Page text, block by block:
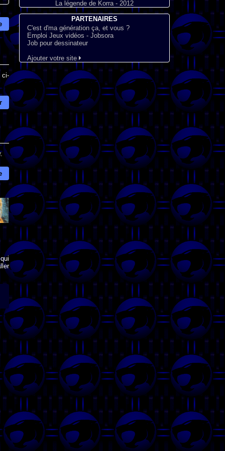
ci-
La légende de Korra - 2012
PARTENAIRES
C'est d'ma génération ça, et vous ?
Emploi Jeux vidéos - Jobsora
Job pour dessinateur
Ajouter votre site